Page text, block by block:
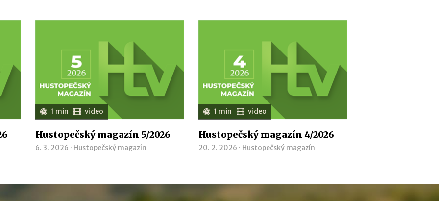
1 min video
Hustopečský magazín 5/2026
6. 3. 2026 · Hustopečský magazín
1 min video
Hustopečský magazín 4/2026
20. 2. 2026 · Hustopečský magazín